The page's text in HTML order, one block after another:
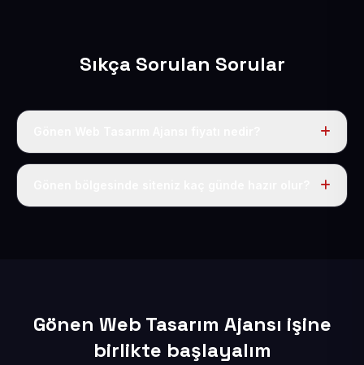
Sıkça Sorulan Sorular
Tek fiyat uygulanır: yıllık 50 USD + KDV. Bu bedele alan
Gönen Web Tasarım Ajansı işine
birlikte başlayalım